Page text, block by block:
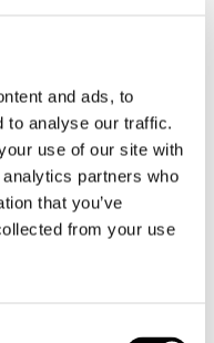
and ads, to
to analyse our traffic.
use of our site with
partners who
that you’ve
from your use
della nautica
della Repubblica Italiana
n. 229, di riforma del